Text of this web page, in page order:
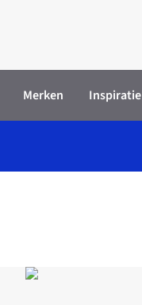
cart
Merken Inspiratie